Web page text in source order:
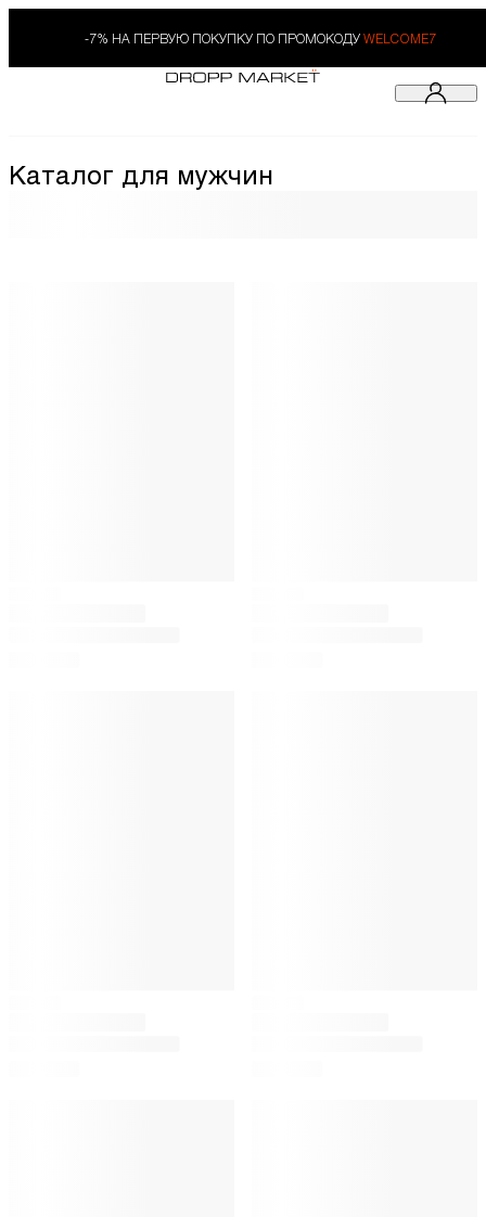
-7% НА ПЕРВУЮ ПОКУПКУ ПО ПРОМОКОДУ WELCOME7
Каталог для мужчин